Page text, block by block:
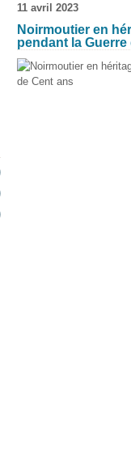
11 avril 2023
Noirmoutier en
pendant la Guerre